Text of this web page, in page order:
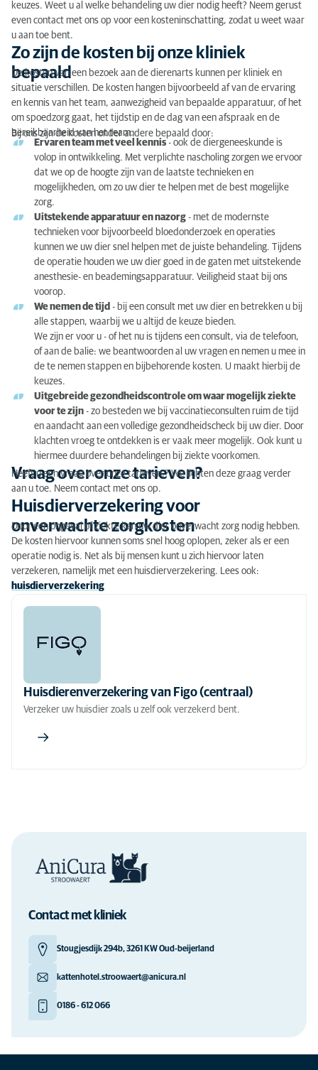
Huisdierverzekering voor onverwachte zorgkosten
keuzes. Weet u al welke behandeling uw dier nodig heeft? Neem gerust
even contact met ons op voor een kosteninschatting, zodat u weet waar
u aan toe bent.
Zo zijn de kosten bij onze kliniek
bepaald
De kosten van een bezoek aan de dierenarts kunnen per kliniek en
situatie verschillen. De kosten hangen bijvoorbeeld af van de ervaring
en kennis van het team, aanwezigheid van bepaalde apparatuur, of het
om spoedzorg gaat, het tijdstip en de dag van een afspraak en de
bereikbaarheid van het team.
Bij ons zijn de kosten onder andere bepaald door:
Ervaren team met veel kennis - ook de diergeneeskunde is
volop in ontwikkeling. Met verplichte nascholing zorgen we ervoor
dat we op de hoogte zijn van de laatste technieken en
mogelijkheden, om zo uw dier te helpen met de best mogelijke
zorg.
Uitstekende apparatuur en nazorg - met de modernste
technieken voor bijvoorbeeld bloedonderzoek en operaties
kunnen we uw dier snel helpen met de juiste behandeling. Tijdens
de operatie houden we uw dier goed in de gaten met uitstekende
anesthesie- en beademingsapparatuur. Veiligheid staat bij ons
voorop.
We nemen de tijd - bij een consult met uw dier en betrekken u bij
alle stappen, waarbij we u altijd de keuze bieden.
We zijn er voor u - of het nu is tijdens een consult, via de telefoon,
of aan de balie: we beantwoorden al uw vragen en nemen u mee in
de te nemen stappen en bijbehorende kosten. U maakt hierbij de
keuzes.
Uitgebreide gezondheidscontrole om waar mogelijk ziekte
voor te zijn - zo besteden we bij vaccinatieconsulten ruim de tijd
en aandacht aan een volledige gezondheidscheck bij uw dier. Door
klachten vroeg te ontdekken is er vaak meer mogelijk. Ook kunt u
hiermee duurdere behandelingen bij ziekte voorkomen.
Vraag over onze tarieven?
Heeft u een vraag over onze tarieven,? We lichten deze graag verder
aan u toe. Neem contact met ons op.
Huisdierverzekering voor
onverwachte zorgkosten
Door een ongeval of ziekte kan uw dier onverwacht zorg nodig hebben.
De kosten hiervoor kunnen soms snel hoog oplopen, zeker als er een
operatie nodig is. Net als bij mensen kunt u zich hiervoor laten
verzekeren, namelijk met een huisdierverzekering. Lees ook:
huisdierverzekering
Huisdierenverzekering van Figo (centraal)
Verzeker uw huisdier zoals u zelf ook verzekerd bent.
Contact met kliniek
Stougjesdijk 294b, 3261 KW Oud-beijerland
kattenhotel.stroowaert@anicura.nl
0186 - 612 066